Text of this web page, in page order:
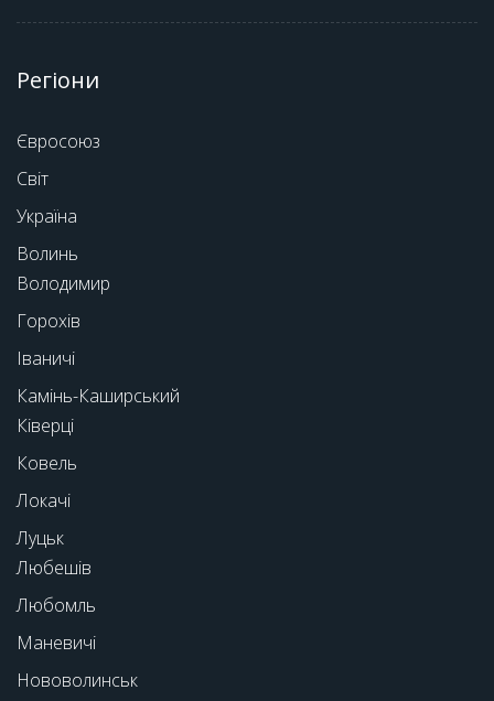
Регіони
Євросоюз
Світ
Україна
Волинь
Володимир
Горохів
Іваничі
Камінь-Каширський
Ківерці
Ковель
Локачі
Луцьк
Любешів
Любомль
Маневичі
Нововолинськ